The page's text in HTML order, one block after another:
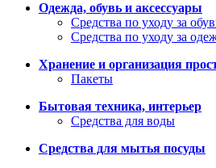
Одежда, обувь и аксессуары
Средства по уходу за
Средства по уходу за
Хранение и организация
Пакеты
Бытовая техника, интерьер
Средства для воды
Средства для мытья посуды